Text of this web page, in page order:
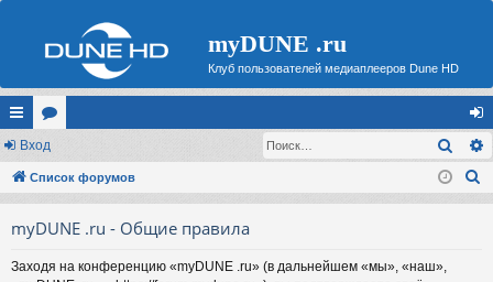
myDUNE .ru
Клуб пользователей медиаплееров Dune HD
с
ы
ор
ум
хо
д
Вход
Список форумов
myDUNE .ru - Общие правила
Заходя на конференцию «myDUNE .ru» (в дальнейшем «мы», «наш»,